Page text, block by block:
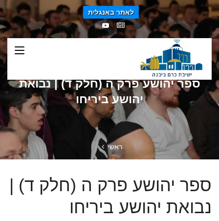
לאתר באנגלית
ספר יהושע פרק ה (חלק ד) | נבואת
יהושע ביריחו
ראשי
ספר יהושע פרק ה (חלק ד) |
נבואת יהושע ביריחו